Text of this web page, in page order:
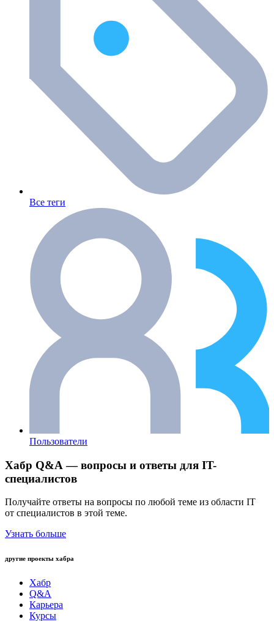
Все теги
Пользователи
Хабр Q&A — вопросы и ответы для IT-
специалистов
Получайте ответы на вопросы по любой теме из области IT
от специалистов в этой теме.
Узнать больше
другие проекты хабра
Хабр
Q&A
Карьера
Курсы